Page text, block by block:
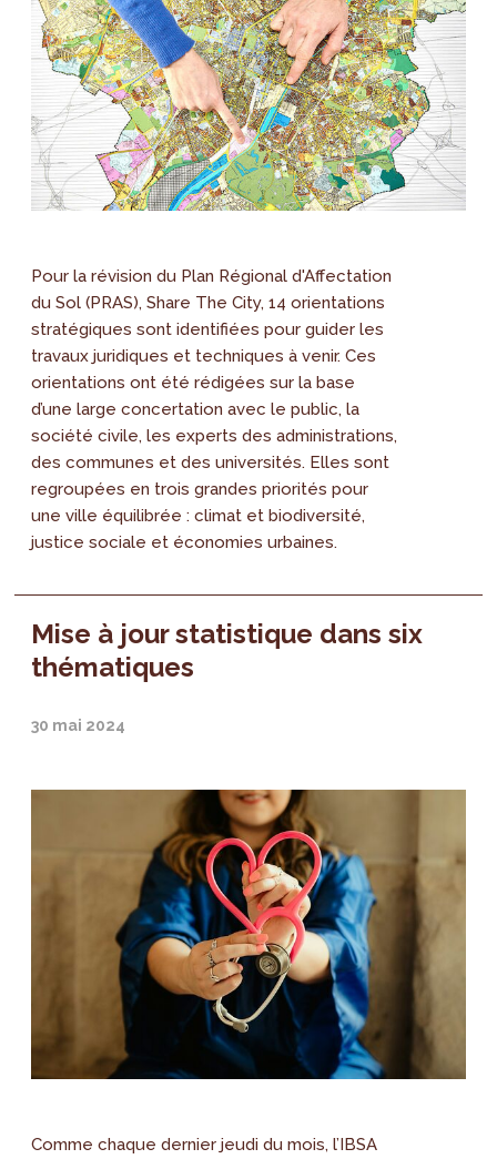
Pour la révision du Plan Régional d'Affectation
du Sol (PRAS), Share The City, 14 orientations
stratégiques sont identifiées pour guider les
travaux juridiques et techniques à venir. Ces
orientations ont été rédigées sur la base
d’une large concertation avec le public, la
société civile, les experts des administrations,
des communes et des universités. Elles sont
regroupées en trois grandes priorités pour
une ville équilibrée : climat et biodiversité,
justice sociale et économies urbaines.
Mise à jour statistique dans six
thématiques
30 mai 2024
Comme chaque dernier jeudi du mois, l’IBSA